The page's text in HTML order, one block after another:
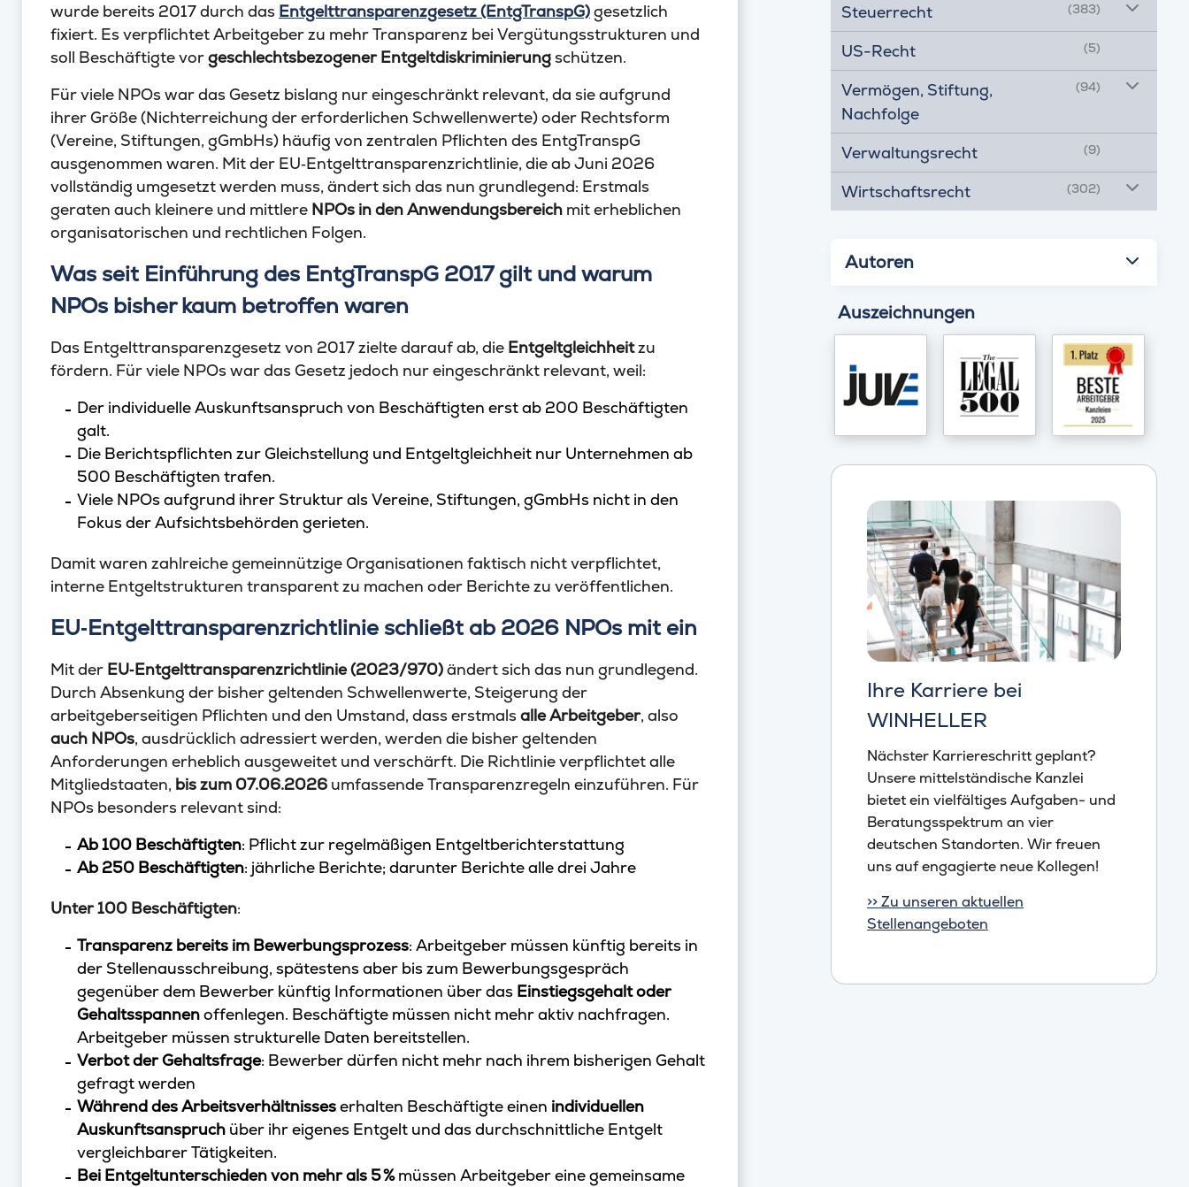
wurde bereits 2017 durch das Entgelttransparenzgesetz (EntgTranspG)gesetzlich
fixiert. Es verpflichtet Arbeitgeber zu mehr Transparenz bei Vergütungsstrukturen und
soll Beschäftigte vorgeschlechtsbezogener Entgeltdiskriminierungschützen.
Für viele NPOs war das Gesetz bislang nur eingeschränkt relevant, da sie aufgrund
ihrer Größe (Nichterreichung der erforderlichen Schwellenwerte) oder Rechtsform
(Vereine, Stiftungen, gGmbHs) häufig von zentralen Pflichten des EntgTranspG
ausgenommen waren. Mit der EU‑Entgelttransparenzrichtlinie, die ab Juni 2026
vollständig umgesetzt werden muss, ändert sich das nun grundlegend: Erstmals
geraten auch kleinere und mittlere NPOs in den Anwendungsbereich mit erheblichen
organisatorischen und rechtlichen Folgen.
Was seit Einführung des EntgTranspG 2017 gilt und warum
NPOs bisher kaum betroffen waren
Das Entgelttransparenzgesetz von 2017 zielte darauf ab, die Entgeltgleichheitzu
fördern. Für viele NPOs war das Gesetz jedoch nur eingeschränkt relevant, weil:
Der individuelle Auskunftsanspruch von Beschäftigten erst ab 200 Beschäftigten
galt.
Die Berichtspflichten zur Gleichstellung und Entgeltgleichheit nur Unternehmen ab
500 Beschäftigten trafen.
Viele NPOs aufgrund ihrer Struktur als Vereine, Stiftungen, gGmbHs nicht in den
Fokus der Aufsichtsbehörden gerieten.
Damit waren zahlreiche gemeinnützige Organisationen faktisch nicht verpflichtet,
interne Entgeltstrukturen transparent zu machen oder Berichte zu veröffentlichen.
EU‑Entgelttransparenzrichtlinie schließt ab 2026 NPOs mit ein
Mit der EU‑Entgelttransparenzrichtlinie (2023/970)ändert sich das nun grundlegend.
Durch Absenkung der bisher geltenden Schwellenwerte, Steigerung der
arbeitgeberseitigen Pflichten und den Umstand, dass erstmalsalle Arbeitgeber, also
auch NPOs, ausdrücklich adressiert werden, werden die bisher geltenden
Anforderungen erheblich ausgeweitet und verschärft. Die Richtlinie verpflichtet alle
Mitgliedstaaten, bis zum 07.06.2026 umfassende Transparenzregeln einzuführen. Für
NPOs besonders relevant sind:
Ab 100 Beschäftigten: Pflicht zur regelmäßigen Entgeltberichterstattung
Ab 250 Beschäftigten: jährliche Berichte; darunter Berichte alle drei Jahre
Unter 100 Beschäftigten:
Transparenz bereits im Bewerbungsprozess: Arbeitgeber müssen künftig bereits in
der Stellenausschreibung, spätestens aber bis zum Bewerbungsgespräch
gegenüber dem Bewerber künftig Informationen über das Einstiegsgehalt oder
Gehaltsspannenoffenlegen. Beschäftigte müssen nicht mehr aktiv nachfragen.
Arbeitgeber müssen strukturelle Daten bereitstellen.
Verbot der Gehaltsfrage: Bewerber dürfen nicht mehr nach ihrem bisherigen Gehalt
gefragt werden
Während des Arbeitsverhältnisseserhalten Beschäftigte einen individuellen
Auskunftsanspruch über ihr eigenes Entgelt und das durchschnittliche Entgelt
vergleichbarer Tätigkeiten.
Bei Entgeltunterschieden von mehr als 5 %müssen Arbeitgeber eine gemeinsame
Steuerrecht (383)
US-Recht (5)
Vermögen, Stiftung,
Nachfolge
(94)
Verwaltungsrecht (9)
Wirtschaftsrecht (302)
Autoren
Auszeichnungen
Ihre Karriere bei
WINHELLER
Nächster Karriereschritt geplant?
Unsere mittelständische Kanzlei
bietet ein vielfältiges Aufgaben- und
Beratungsspektrum an vier
deutschen Standorten. Wir freuen
uns auf engagierte neue Kollegen!
>> Zu unseren aktuellen
Stellenangeboten